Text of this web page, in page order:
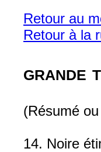
Retour au
Retour à la
grande
(Résumé
14. Noire